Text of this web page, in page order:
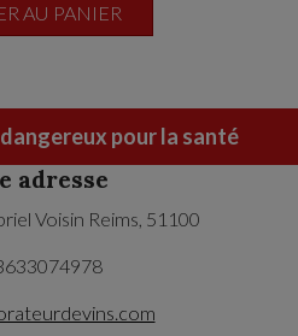
AU PANIER
dangereux pour la santé
adresse
Voisin Reims, 51100